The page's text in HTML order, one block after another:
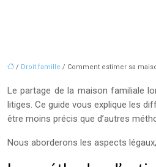
/ Droit famille / Comment estimer sa
Le partage de la maison familiale
litiges. Ce guide vous explique les
être moins précis que d’autres
Nous aborderons les aspects